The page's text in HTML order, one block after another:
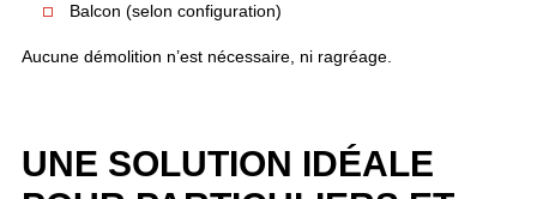
Balcon (selon configuration)
Aucune démolition n’est nécessaire, ni ragréage.
UNE SOLUTION IDÉALE